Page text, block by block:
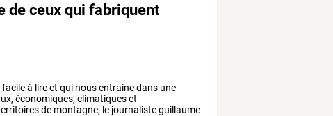
de ceux qui fabriquent
facileà lireet qui nousentrainedans une
économiques, climatiqueset
de montagne, le journalisteguillaume